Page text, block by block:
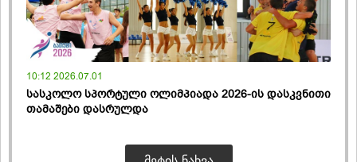
10:12 2026.07.01
სასკოლო სპორტული ოლიმპიადა 2026-ის დასკვნითი
თამაშები დასრულდა